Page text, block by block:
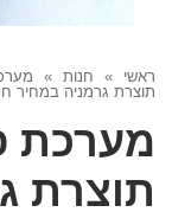
ראשי » חנות »
תוצרת גרמניה במחיר
מערכת
תוצרת